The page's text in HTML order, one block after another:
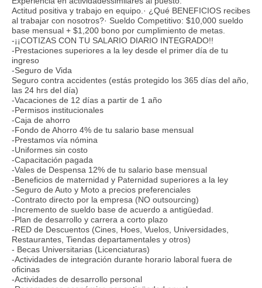
Actitud positiva y trabajo en equipo.· ¿Qué BENEFICIOS recibes
al trabajar con nosotros?· Sueldo Competitivo: $10,000 sueldo
base mensual + $1,200 bono por cumplimiento de metas.
-¡¡COTIZAS CON TU SALARIO DIARIO INTEGRADO!!
-Prestaciones superiores a la ley desde el primer día de tu
ingreso
-Seguro de Vida
Seguro contra accidentes (estás protegido los 365 días del año,
las 24 hrs del día)
-Vacaciones de 12 días a partir de 1 año
-Permisos institucionales
-Caja de ahorro
-Fondo de Ahorro 4% de tu salario base mensual
-Prestamos vía nómina
-Uniformes sin costo
-Capacitación pagada
-Vales de Despensa 12% de tu salario base mensual
-Beneficios de maternidad y Paternidad superiores a la ley
-Seguro de Auto y Moto a precios preferenciales
-Contrato directo por la empresa (NO outsourcing)
-Incremento de sueldo base de acuerdo a antigüedad.
-Plan de desarrollo y carrera a corto plazo
-RED de Descuentos (Cines, Hoes, Vuelos, Universidades,
Restaurantes, Tiendas departamentales y otros)
- Becas Universitarias (Licenciaturas)
-Actividades de integración durante horario laboral fuera de
oficinas
-Actividades de desarrollo personal